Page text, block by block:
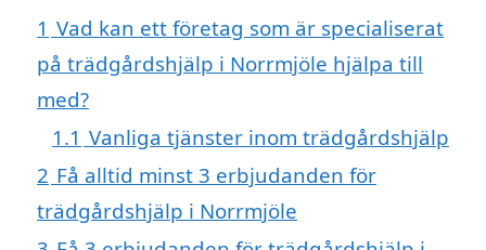
1 Vad kan ett företag som är specialiserat
på trädgårdshjälp i Norrmjöle hjälpa till
med?
1.1 Vanliga tjänster inom trädgårdshjälp
2 Få alltid minst 3 erbjudanden för
trädgårdshjälp i Norrmjöle